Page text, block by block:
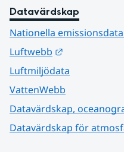
Datavärdskap
Nationella
Luftwebb
Luftmiljödata
VattenWebb
Datavärdskap,
Datavärdskap för